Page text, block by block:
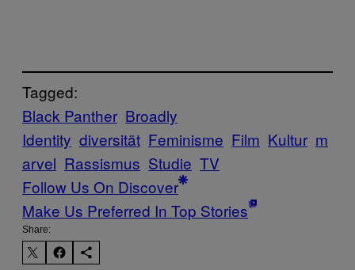
Tagged:
Black Panther Broadly
Identity diversität Feminisme Film Kultur m
arvel Rassismus Studie TV
Follow Us On Discover
Make Us Preferred In Top Stories
Share: